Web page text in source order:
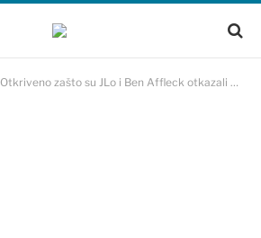
Otkriveno zašto su JLo i Ben Affleck otkazali prvo vjenčanje